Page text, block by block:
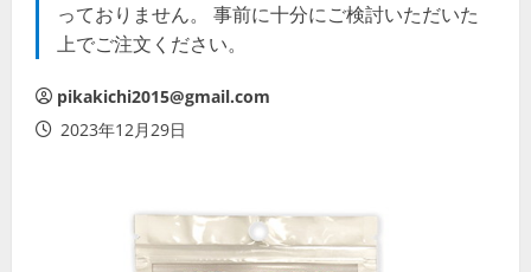
っておりません。 事前に十分にご検討いただいた
上でご注文ください。
pikakichi2015@gmail.com
2023年12月29日